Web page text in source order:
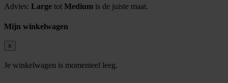
Advies: Large tot Medium is de juiste maat.
Mijn winkelwagen
x
Je winkelwagen is momenteel leeg.